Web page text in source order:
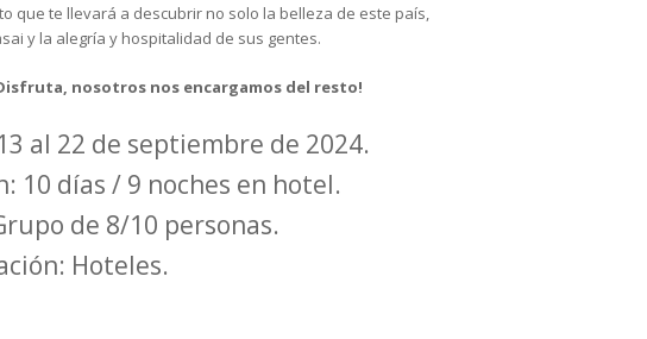
que te llevará a descubrir no solo la belleza de este país,
y la alegría y hospitalidad de sus gentes.
nosotros nos encargamos del resto!
al 22 de septiembre de 2024.
10 días / 9 noches en hotel.
de 8/10 personas.
Hoteles.